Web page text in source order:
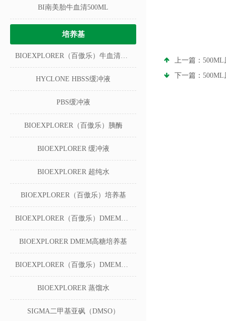
BI南美胎牛血清500ML
培养基
BIOEXPLORER（百傲乐）牛血清白蛋白
HYCLONE HBSS缓冲液
PBS缓冲液
BIOEXPLORER（百傲乐）胰酶
BIOEXPLORER 缓冲液
BIOEXPLORER 超纯水
BIOEXPLORER（百傲乐）培养基
BIOEXPLORER（百傲乐）DMEM无糖培养基
BIOEXPLORER DMEM高糖培养基
BIOEXPLORER（百傲乐）DMEM低糖培养基
BIOEXPLORER 蒸馏水
SIGMA二甲基亚砜（DMSO）
上一篇： 500ML
下一篇： 500ML